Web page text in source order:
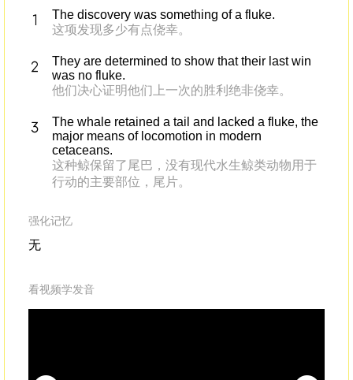
The discovery was something of a fluke.
这项发现多少有点侥幸。
They are determined to show that their last win
was no fluke.
他们决心证明他们上一次的胜利绝非侥幸。
The whale retained a tail and lacked a fluke, the
major means of locomotion in modern
cetaceans.
这种鲸保留了尾巴，没有现代水生鲸类动物用于
行动的主要部位，尾片。
强化记忆
无
看视频学发音